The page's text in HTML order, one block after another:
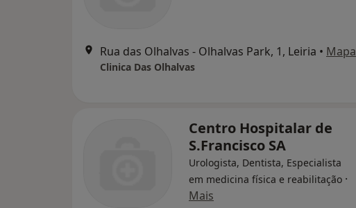
Rua das Olhalvas - Olhalvas Park, 1, Leiria • Mapa
Clinica Das Olhalvas
Centro Hospitalar de
S.Francisco SA
Urologista, Dentista, Especialista
em medicina física e reabilitação ·
Mais